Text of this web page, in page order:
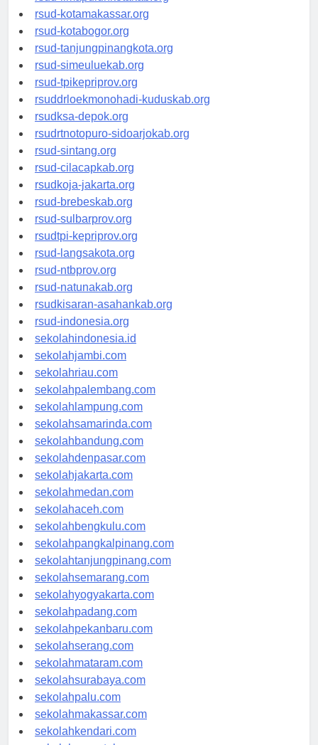
rsud-limapuluhkotakab.org
rsud-kotamakassar.org
rsud-kotabogor.org
rsud-tanjungpinangkota.org
rsud-simeuluekab.org
rsud-tpikepriprov.org
rsuddrloekmonohadi-kuduskab.org
rsudksa-depok.org
rsudrtnotopuro-sidoarjokab.org
rsud-sintang.org
rsud-cilacapkab.org
rsudkoja-jakarta.org
rsud-brebeskab.org
rsud-sulbarprov.org
rsudtpi-kepriprov.org
rsud-langsakota.org
rsud-ntbprov.org
rsud-natunakab.org
rsudkisaran-asahankab.org
rsud-indonesia.org
sekolahindonesia.id
sekolahjambi.com
sekolahriau.com
sekolahpalembang.com
sekolahlampung.com
sekolahsamarinda.com
sekolahbandung.com
sekolahdenpasar.com
sekolahjakarta.com
sekolahmedan.com
sekolahaceh.com
sekolahbengkulu.com
sekolahpangkalpinang.com
sekolahtanjungpinang.com
sekolahsemarang.com
sekolahyogyakarta.com
sekolahpadang.com
sekolahpekanbaru.com
sekolahserang.com
sekolahmataram.com
sekolahsurabaya.com
sekolahpalu.com
sekolahmakassar.com